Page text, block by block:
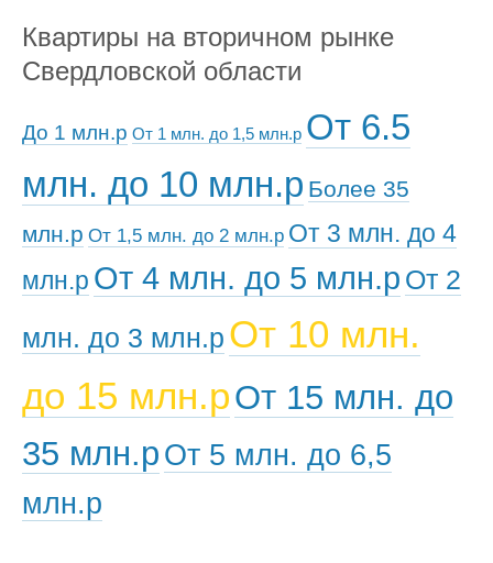
Квартиры на вторичном рынке
Свердловской области
До 1 млн.р От 1 млн. до 1,5 млн.р От 6.5
млн. до 10 млн.р Более 35
млн.р От 1,5 млн. до 2 млн.р От 3 млн. до 4
млн.р От 4 млн. до 5 млн.р От 2
млн. до 3 млн.р От 10 млн.
до 15 млн.рОт 15 млн. до
35 млн.р От 5 млн. до 6,5
млн.р